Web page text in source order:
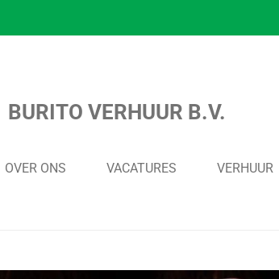
BURITO VERHUUR B.V.
OVER ONS VACATURES VERHUUR